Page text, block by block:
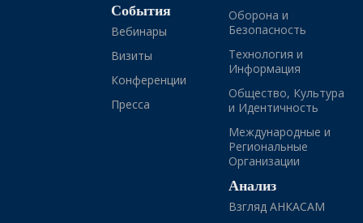
События
Вебинары
Визиты
Конференции
Пресса
Оборона и
Безопасность
Технология и
Информация
Общество, Культура
и Идентичность
Международные и
Региональные
Организации
Анализ
Взгляд АНКАСАМ